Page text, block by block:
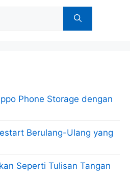
Phone Storage dengan
Berulang-Ulang yang
Seperti Tulisan Tangan